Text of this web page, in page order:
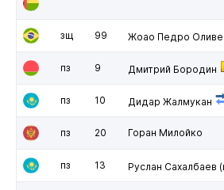
зщ 99 Жоао Педро
пз 9 Дмитрий Бородин
пз 10 Дидар Жалмукан
пз 20 Горан Милойко
пз 13 Руслан Сахалбаев